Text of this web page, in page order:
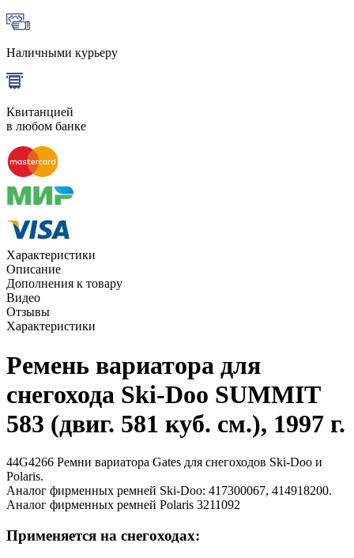
Наличными курьеру
Квитанцией
в любом банке
Характеристики
Описание
Дополнения к товару
Видео
Отзывы
Характеристики
Ремень вариатора для
снегохода Ski-Doo SUMMIT
583 (двиг. 581 куб. см.), 1997 г.
44G4266 Ремни вариатора Gates для снегоходов Ski-Doo и
Polaris.
Аналог фирменных ремней Ski-Doo: 417300067, 414918200.
Аналог фирменных ремней Polaris 3211092
Применяется на снегоходах: